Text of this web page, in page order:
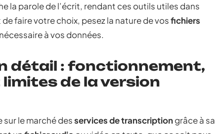
la parole de l’écrit, rendant ces outils utiles dans
faire votre choix, pesez la nature de vosfichiers
à vos données.
détail : fonctionnement,
de la version
sur le marché desservices de transcriptiongrâce à sa